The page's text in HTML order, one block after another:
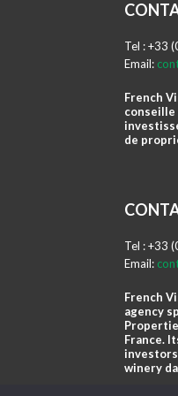
Tel : +33
Email:
French
conseille
de
Tel : +33
Email:
French
agency
France.
winery